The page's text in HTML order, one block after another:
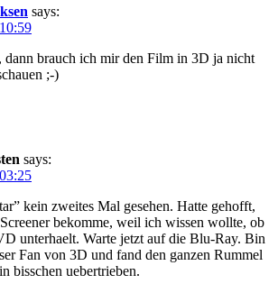
says:
dann brauch ich mir den Film in 3D ja nicht
;-)
says:
kein zweites Mal gesehen. Hatte gehofft,
bekomme, weil ich wissen wollte, ob
unterhaelt. Warte jetzt auf die Blu-Ray. Bin
Fan von 3D und fand den ganzen Rummel
bisschen uebertrieben.